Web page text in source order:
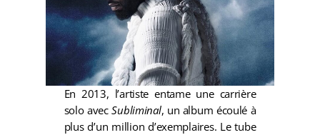
En 2013, l’artiste entame une carrière
solo avecSubliminal, un album écoulé à
plus d’un million d’exemplaires. Le tube